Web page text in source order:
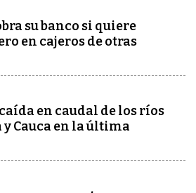
su banco si quiere
en cajeros de otras
en caudal de los ríos
Cauca en la última